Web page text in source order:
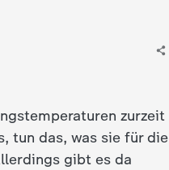
zurzeit
tun das, was sie für die
gibt es da